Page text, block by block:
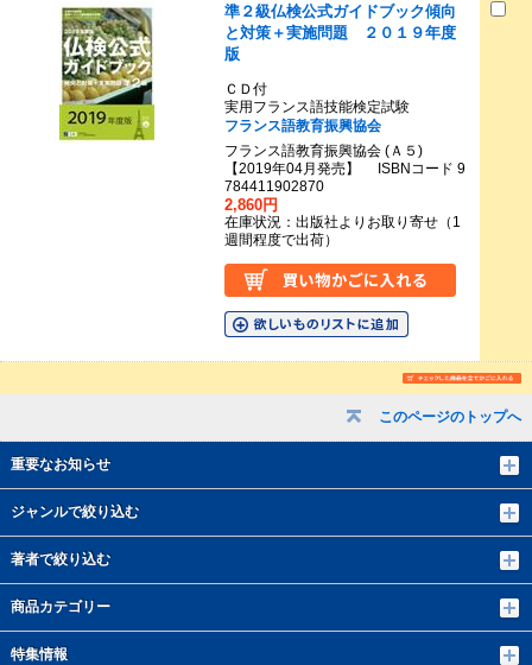
このページのトップへ
重要なお知らせ
ジャンルで絞り込む
著者で絞り込む
商品カテゴリー
特集情報
準２級仏検公式ガイドブック傾向
と対策＋実施問題 ２０１９年度
版
ＣＤ付
実用フランス語技能検定試験
フランス語教育振興協会
フランス語教育振興協会 (Ａ５)
【2019年04月発売】 ISBNコード 9
784411902870
2,860円
在庫状況：出版社よりお取り寄せ（1
週間程度で出荷）